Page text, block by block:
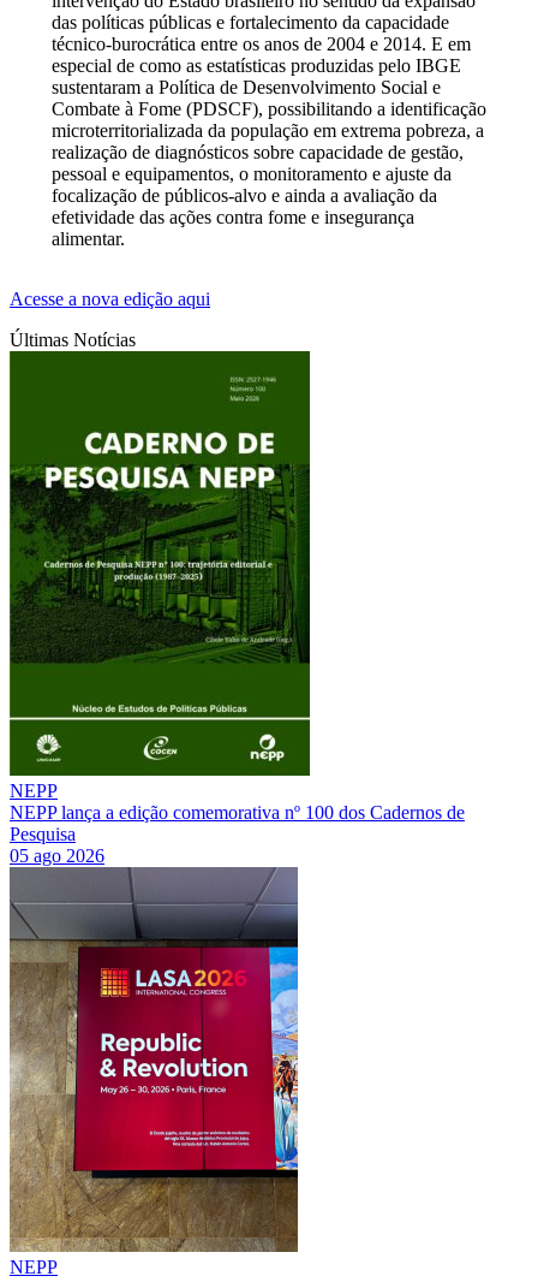
das políticas públicas e fortalecimento da capacidade
técnico-burocrática entre os anos de 2004 e 2014. E em
especial de como as estatísticas produzidas pelo IBGE
sustentaram a Política de Desenvolvimento Social e
Combate à Fome (PDSCF), possibilitando a identificação
microterritorializada da população em extrema pobreza, a
realização de diagnósticos sobre capacidade de gestão,
pessoal e equipamentos, o monitoramento e ajuste da
focalização de públicos-alvo e ainda a avaliação da
efetividade das ações contra fome e insegurança
alimentar.
Acesse a nova edição aqui
Últimas Notícias
NEPP
NEPP lança a edição comemorativa nº 100 dos Cadernos de
Pesquisa
05 ago 2026
NEPP